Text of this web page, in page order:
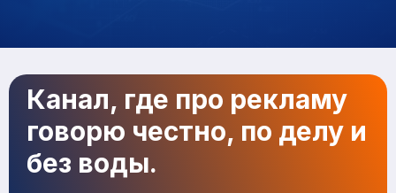
Канал, где про рекламу
говорю честно, по делу и
без воды.